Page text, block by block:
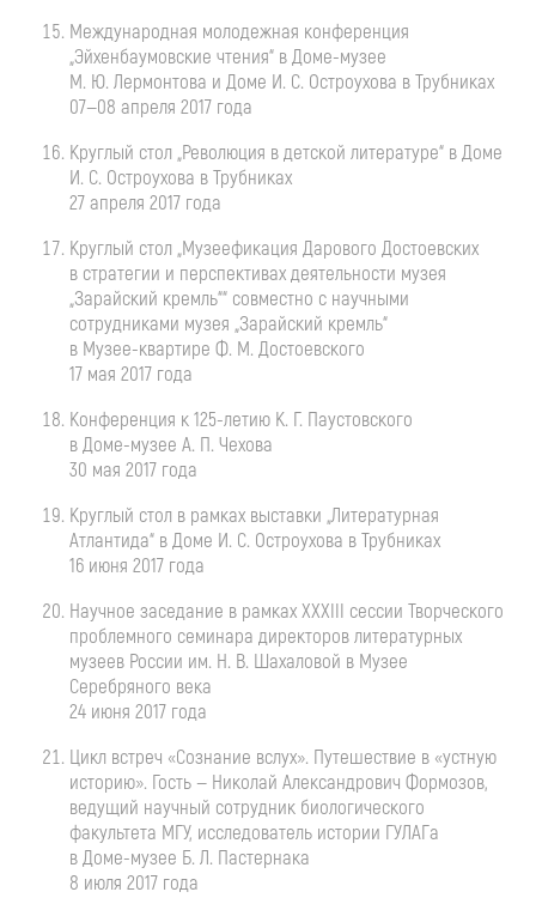
Международная молодежная конференция
„Эйхенбаумовские чтения“ вДоме-музее
М. Ю. Лермонтова и Доме И. С. Остроухова в Трубниках
07—08 апреля 2017 года
Круглый стол „Революция в детской литературе“ в Доме
И. С. Остроухова в Трубниках
27 апреля 2017 года
Круглый стол „Музеефикация Дарового Достоевских
в стратегии и перспективах деятельности музея
„Зарайский кремль““ совместно с научными
сотрудниками музея „Зарайский кремль“
в Музее-квартире Ф. М. Достоевского
17 мая 2017 года
Конференция к125-летию К. Г. Паустовского
вДоме-музее А. П. Чехова
30 мая 2017 года
Круглый стол в рамках выставки „Литературная
Атлантида“ в Доме И. С. Остроухова в Трубниках
16 июня 2017 года
Научное заседание в рамках XXXIII сессии Творческого
проблемного семинара директоров литературных
музеев России им. Н. В. Шахаловой в Музее
Серебряного века
24 июня 2017 года
Цикл встреч «Сознание вслух». Путешествие в «устную
историю». Гость — Николай Александрович Формозов,
ведущий научный сотрудник биологического
факультета МГУ, исследователь истории ГУЛАГа
вДоме-музее Б. Л. Пастернака
8 июля 2017 года